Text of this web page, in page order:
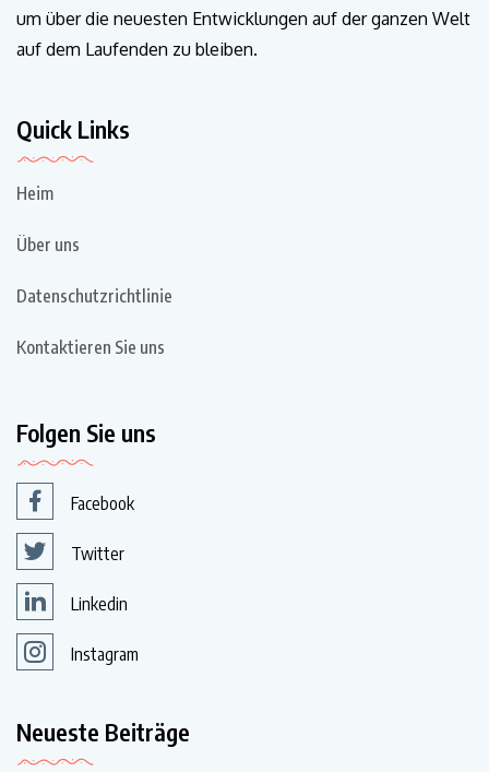
um über die neuesten Entwicklungen auf der ganzen Welt
auf dem Laufenden zu bleiben.
Quick Links
Heim
Über uns
Datenschutzrichtlinie
Kontaktieren Sie uns
Folgen Sie uns
Facebook
Twitter
Linkedin
Instagram
Neueste Beiträge